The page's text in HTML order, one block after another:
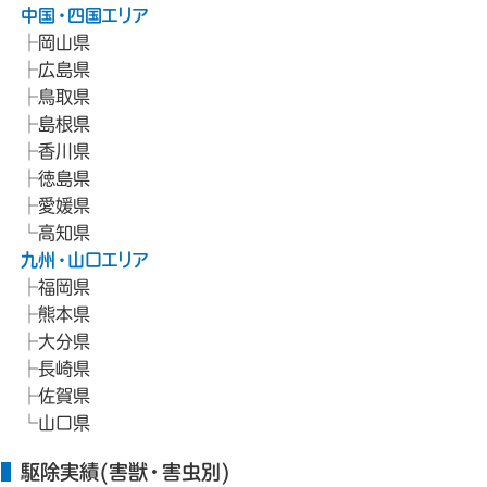
中国・四国エリア
岡山県
広島県
鳥取県
島根県
香川県
徳島県
愛媛県
高知県
九州・山口エリア
福岡県
熊本県
大分県
長崎県
佐賀県
山口県
駆除実績(害獣・害虫別)